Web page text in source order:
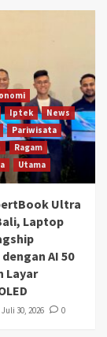
Iptek
News
Pariwisata
Ragam
Utama
Ultra
Laptop
AI 50
Layar
Juli 30, 2026 0